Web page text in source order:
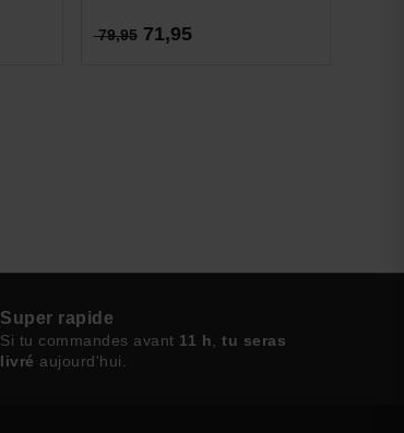
79,9571,95
Super rapide
Si tu commandes avant 11 h ,tu seras
livré aujourd'hui.